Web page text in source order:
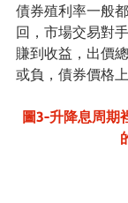
債券殖利率一般
回，市場交易對
賺到收益，出價
或負，債券價格
圖3-升降息周期